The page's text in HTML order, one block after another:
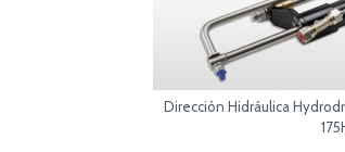
Dirección Hidráulica